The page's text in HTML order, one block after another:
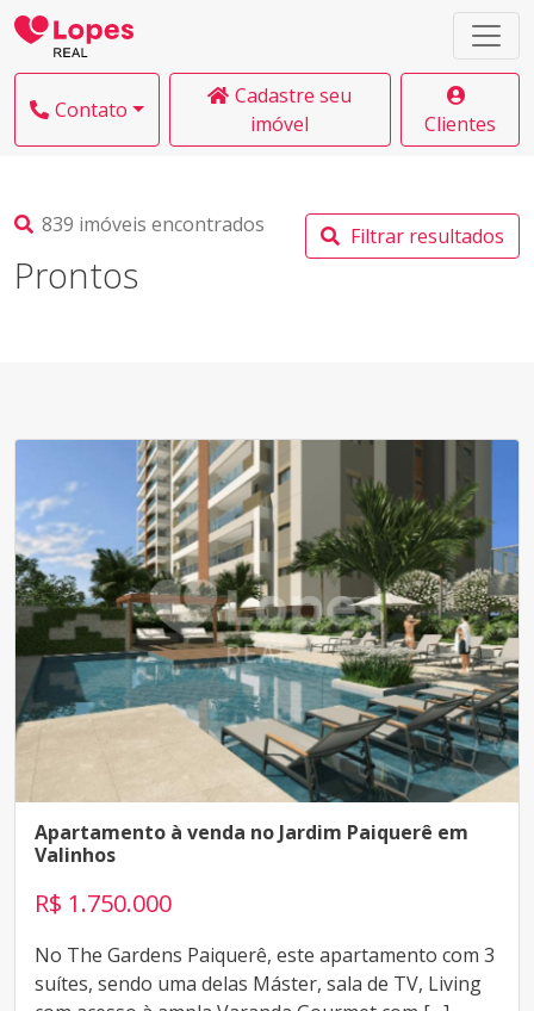
Contato
Cadastre seu
imóvel
Clientes
839 imóveis encontrados
Prontos
Filtrar resultados
Apartamento à venda no Jardim Paiquerê em
Valinhos
R$ 1.750.000
No The Gardens Paiquerê, este apartamento com 3
suítes, sendo uma delas Máster, sala de TV, Living